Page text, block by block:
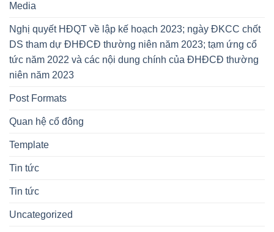
Media
Nghị quyết HĐQT về lập kế hoạch 2023; ngày ĐKCC chốt
DS tham dự ĐHĐCĐ thường niên năm 2023; tạm ứng cổ
tức năm 2022 và các nội dung chính của ĐHĐCĐ thường
niên năm 2023
Post Formats
Quan hệ cổ đông
Template
Tin tức
Tin tức
Uncategorized